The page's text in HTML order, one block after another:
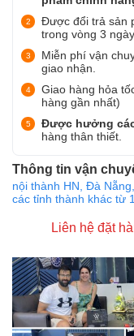
Được đổi trả sản
trong vòng 3
Miễn phí vận
giao nhận.
Giao hàng hỏa
hàng gần nhất)
Được hưởng
hàng thân thiết.
Thông tin vận
nội thành HN, Đà
các tỉnh thành khác từ
Liên hệ đặt